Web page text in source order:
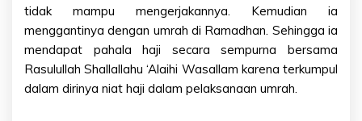
tidak mampu mengerjakannya. Kemudian ia
menggantinya dengan umrah di Ramadhan. Sehingga ia
mendapat pahala haji secara sempurna bersama
Rasulullah Shallallahu ‘Alaihi Wasallam karena terkumpul
dalam dirinya niat haji dalam pelaksanaan umrah.